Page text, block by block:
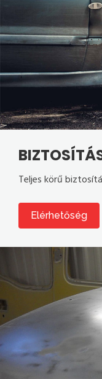
Teljes körű
Elérhetőség